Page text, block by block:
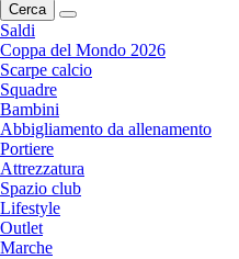
Cerca
Saldi
Coppa del Mondo 2026
Scarpe calcio
Squadre
Bambini
Abbigliamento da allenamento
Portiere
Attrezzatura
Spazio club
Lifestyle
Outlet
Marche